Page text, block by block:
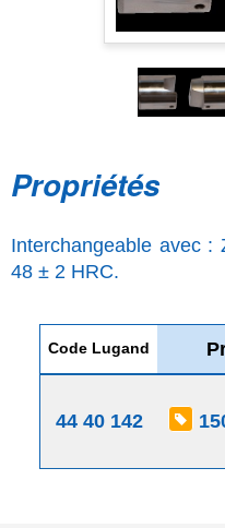
Propriétés
Interchangeable avec
48 ± 2 HRC.
Code Lugand
44 40 142